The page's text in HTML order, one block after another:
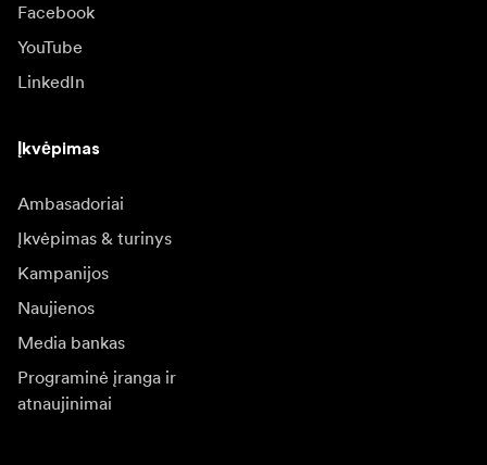
Facebook
YouTube
LinkedIn
Įkvėpimas
Ambasadoriai
Įkvėpimas & turinys
Kampanijos
Naujienos
Media bankas
Programinė įranga ir
atnaujinimai